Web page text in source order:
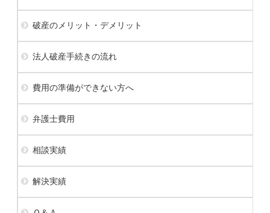
破産のメリット・デメリット
法人破産手続きの流れ
費用の準備ができない方へ
弁護士費用
相談実績
解決実績